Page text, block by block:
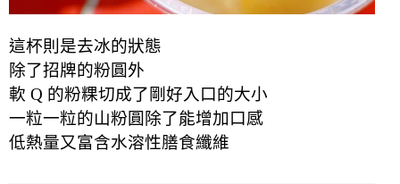
這杯則是去冰的狀態
除了招牌的粉圓外
軟 Q 的粉粿切成了剛好入口的大小
一粒一粒的山粉圓除了能增加口感
低熱量又富含水溶性膳食纖維